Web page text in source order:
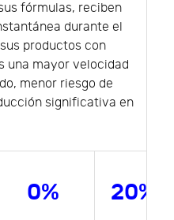
fórmulas, reciben
durante el
productos con
una mayor velocidad
menor riesgo de
significativa en
0% 20%